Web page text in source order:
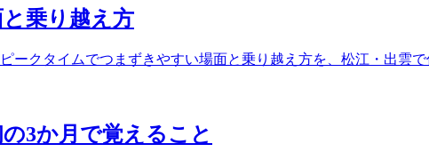
乗り越え方
ークタイムでつまずきやすい場面と乗り越え方を、松江・出雲
3か月で覚えること